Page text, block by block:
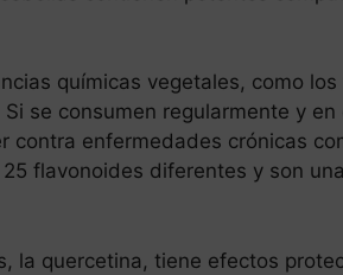
químicas vegetales, como
se consumen regularmente y
contra enfermedades crónicas
flavonoides diferentes y son
la quercetina, tiene efectos